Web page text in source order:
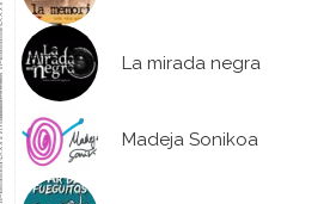
La mirada negra
Madeja Sonikoa